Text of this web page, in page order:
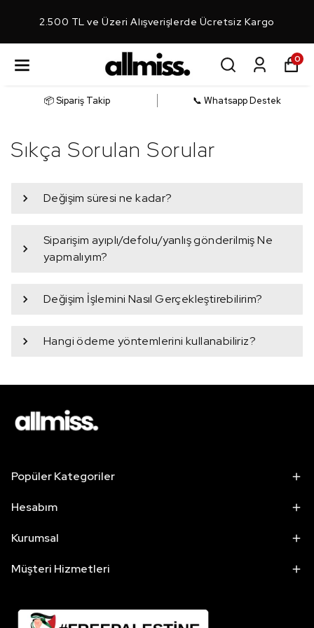
2.500 TL ve Üzeri Alışverişlerde Ücretsiz Kargo
0
📦 Sipariş Takip 📞 Whatsapp Destek
Sıkça Sorulan Sorular
Değişim süresi ne kadar?
Siparişim ayıplı/defolu/yanlış gönderilmiş Ne
yapmalıyım?
Değişim İşlemini Nasıl Gerçekleştirebilirim?
Hangi ödeme yöntemlerini kullanabiliriz?
Popüler Kategoriler
Hesabım
Kurumsal
Müşteri Hizmetleri